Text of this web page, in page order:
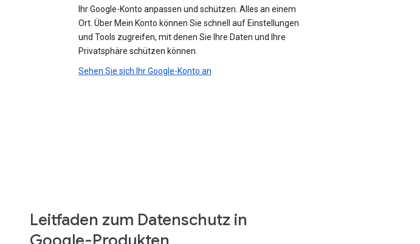
Ihr Google-Konto anpassen und schützen. Alles an einem
Ort. Über Mein Konto können Sie schnell auf Einstellungen
und Tools zugreifen, mit denen Sie Ihre Daten und Ihre
Privatsphäre schützen können.
Sehen Sie sich Ihr Google-Konto an
Leitfaden zum Datenschutz in